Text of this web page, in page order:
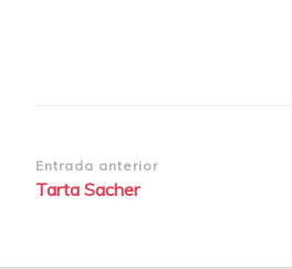
Navegación
de
Entrada anterior
Tarta Sacher